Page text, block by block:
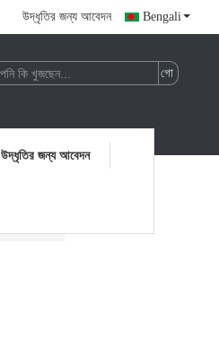
উদ্ধৃতির জন্য আবেদন Bengali
উদ্ধৃতির জন্য আবেদন